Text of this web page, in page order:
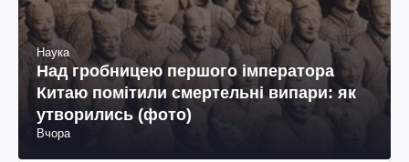
Наука
Над гробницею першого імператора
Китаю помітили смертельні випари: як
утворились (фото)
Вчора